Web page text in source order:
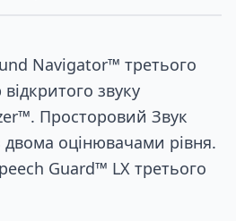
Navigator™ третього
звуку
Просторовий Звук
оцінювачами рівня.
Guard™ LX третього